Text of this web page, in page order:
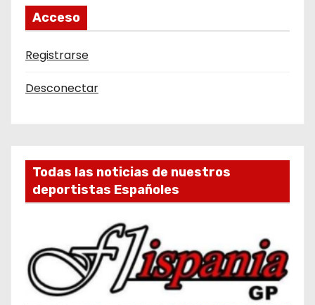
Acceso
Registrarse
Desconectar
Todas las noticias de nuestros
deportistas Españoles